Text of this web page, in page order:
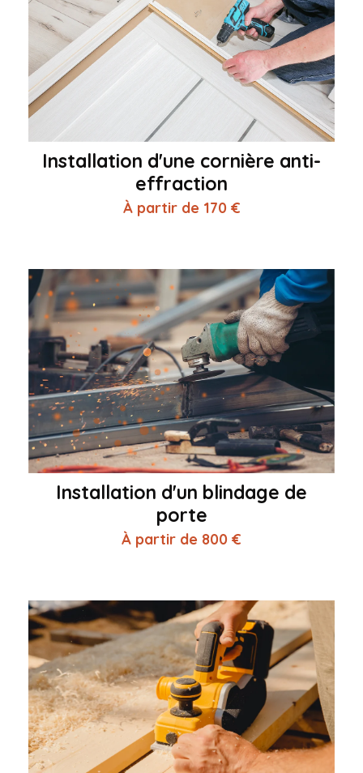
Installation d'une cornière anti-
effraction
À partir de 170 €
Installation d'un blindage de
porte
À partir de 800 €